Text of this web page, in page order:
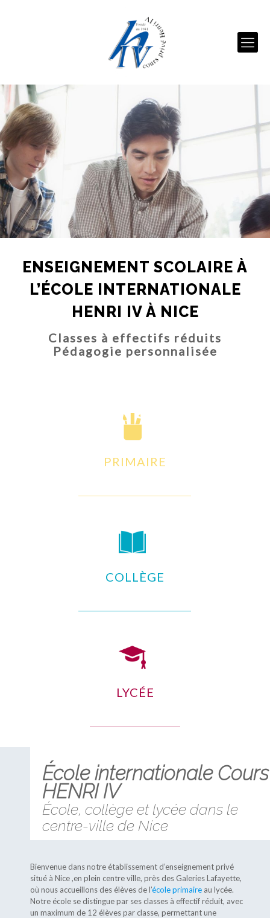
ENSEIGNEMENT SCOLAIRE À
L’ÉCOLE INTERNATIONALE
HENRI IV À NICE
Classes à effectifs réduits
Pédagogie personnalisée
PRIMAIRE
COLLÈGE
LYCÉE
École internationale Cours
HENRI IV
École, collège et lycée dans le
centre-ville de Nice
Bienvenue dans notre établissement d’enseignement privé
situé à Nice ,en plein centre ville, près des Galeries Lafayette,
où nous accueillons des élèves de l’école primaire au lycée.
Notre école se distingue par ses classes à effectif réduit, avec
un maximum de 12 élèves par classe, permettant une